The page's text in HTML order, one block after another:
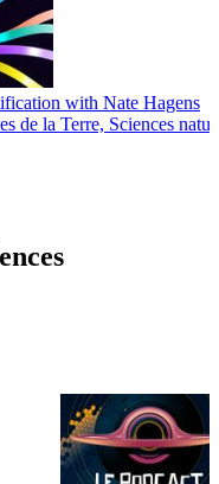
with Nate Hagens
de la Terre, Sciences